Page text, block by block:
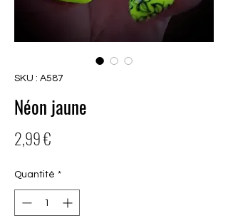
SKU : A587
Néon jaune
2,99 €
Quantité *